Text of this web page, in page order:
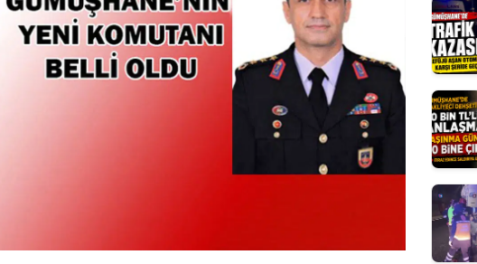
Edirne
Elazığ
Erzincan
Eskişehir